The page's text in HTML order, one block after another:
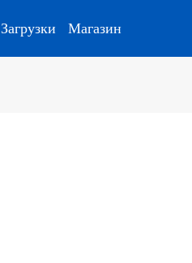
Загрузки Магазин